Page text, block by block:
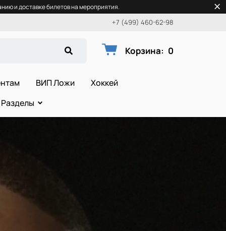
и доставке билетов на мероприятия.
+7 (499) 460-62-98
Корзина: 0
ВИП Ложи
Хоккей
Разделы